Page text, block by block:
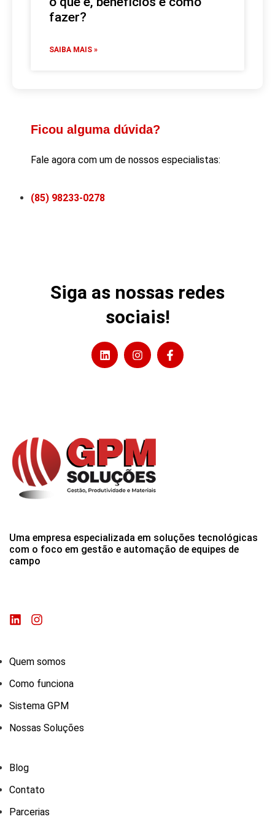
fazer?
SAIBA MAIS »
Ficou alguma dúvida?
Fale agora com um de nossos especialistas:
(85) 98233-0278
Siga as nossas redes
sociais!
Uma empresa especializada em soluções tecnológicas
com o foco em gestão e automação de equipes de
campo
Quem somos
Como funciona
Sistema GPM
Nossas Soluções
Blog
Contato
Parcerias